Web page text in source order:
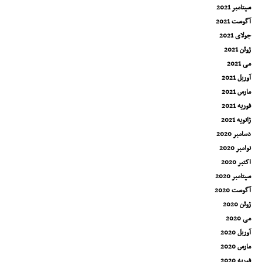
سپتامبر 2021
آگوست 2021
جولای 2021
ژوئن 2021
می 2021
آوریل 2021
مارس 2021
فوریه 2021
ژانویه 2021
دسامبر 2020
نوامبر 2020
اکتبر 2020
سپتامبر 2020
آگوست 2020
ژوئن 2020
می 2020
آوریل 2020
مارس 2020